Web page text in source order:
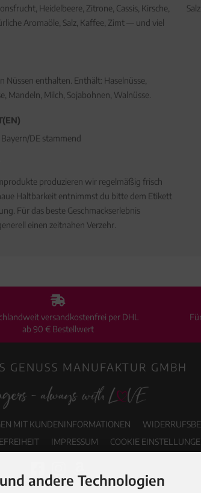
Heidelbeere, Zitrone, Cassis, Kirsche,
Aromaöle, Salz, Kaffee, Zimt — und viel
Nüssen enthalten. Enthält: Haselnüsse,
Mandeln, Milch, Sojabohnen, Walnüsse.
DE stammend
produzieren wir regelmäßig frisch
Haltbarkeit entnimmst du bitte dem Etikett
Für das beste Geschmackserlebnis
einen zeitnahen Verzehr.
Salz
versandkostenfrei per DHL
ab 90 € Bestellwert
GENUSS MANUFAKTUR GMBH
MIT KUNDENINFORMATIONEN
IMPRESSUM COOKIE
andere Technologien